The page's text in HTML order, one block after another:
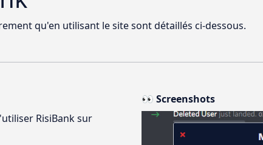
qu'en utilisant le site sont détaillés ci-dessous.
RisiBank sur
👀 Screenshots